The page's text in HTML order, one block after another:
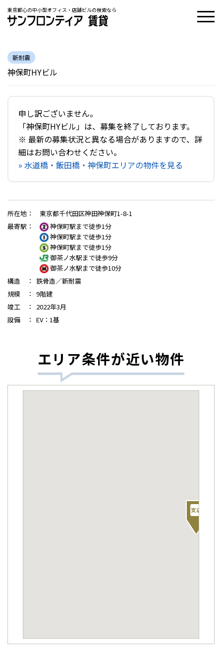
東京都心の中小型オフィス・店舗ビルの検索なら
新耐震
神保町HYビル
申し訳ございません。
「神保町HYビル」は、募集を終了しております。
※ 最新の募集状況と異なる場合がありますので、詳
細はお問い合わせください。
» 水道橋・飯田橋・神保町エリアの物件を見る
所在地 ：
東京都千代田区神田神保町1-8-1
最寄駅 ：
神保町駅まで徒歩1分
神保町駅まで徒歩1分
神保町駅まで徒歩1分
御茶ノ水駅まで徒歩9分
御茶ノ水駅まで徒歩10分
構造
： 鉄骨造／新耐震
規模
： 9階建
竣工
：
2022年3月
設備
： EV：1基
エリア条件が近い物件